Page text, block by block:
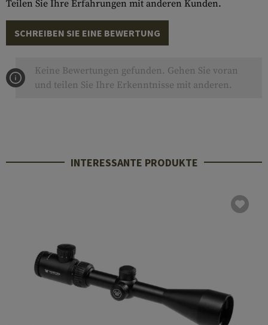
Teilen Sie Ihre Erfahrungen mit anderen Kunden.
SCHREIBEN SIE EINE BEWERTUNG
Keine Bewertungen gefunden. Gehen Sie voran
und teilen Sie Ihre Erkenntnisse mit anderen.
INTERESSANTE PRODUKTE